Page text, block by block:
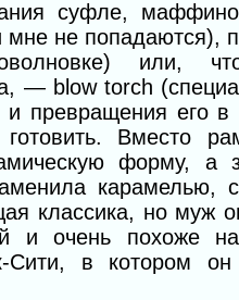
суфле,
мне не попадаются),
или,
— blow torch
и превращения его
Вместо
форму, а
карамелью,
классика, но муж
и очень похоже
Сити, в котором